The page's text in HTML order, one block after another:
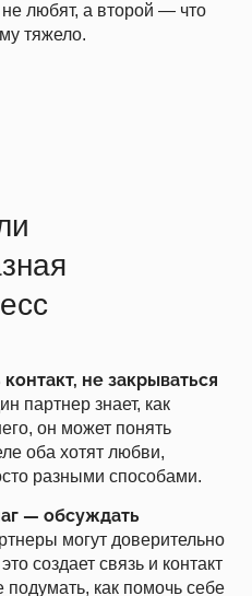
не любят, а второй — что
тяжело.
не закрываться
партнер знает, как
он может понять
оба хотят любви,
разными способами.
— обсуждать
могут доверительно
создает связь и контакт
как помочь себе